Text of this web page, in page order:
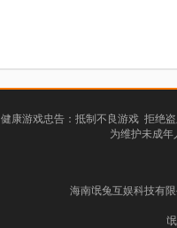
健康游戏忠告：抵制不良游戏 拒绝
为维护未成
海南氓兔互娱科技有